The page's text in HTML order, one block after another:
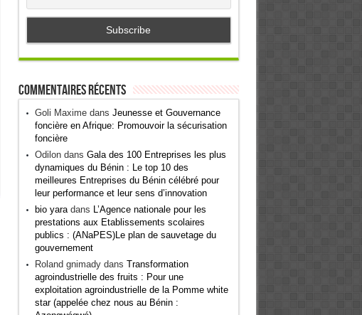
Commentaires récents
Goli Maximedans Jeunesse et Gouvernance
foncière en Afrique: Promouvoir la sécurisation
foncière
Odilondans Gala des 100 Entreprises les plus
dynamiques du Bénin : Le top 10 des
meilleures Entreprises du Bénin célébré pour
leur performance et leur sens d’innovation
bio yaradans L’Agence nationale pour les
prestations aux Etablissements scolaires
publics : (ANaPES)Le plan de sauvetage du
gouvernement
Roland gnimadydans Transformation
agroindustrielle des fruits : Pour une
exploitation agroindustrielle de la Pomme white
star (appelée chez nous au Bénin :